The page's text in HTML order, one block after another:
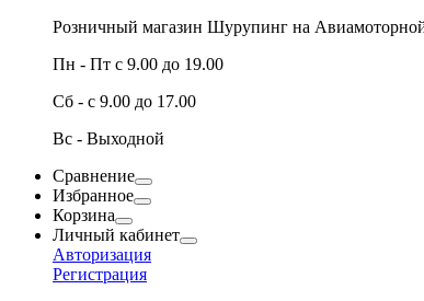
Розничный магазин Шурупинг на
Пн - Пт с 9.00 до 19.00
Сб - с 9.00 до 17.00
Вс - Выходной
Сравнение
Избранное
Корзина
Личный кабинет
Авторизация
Регистрация